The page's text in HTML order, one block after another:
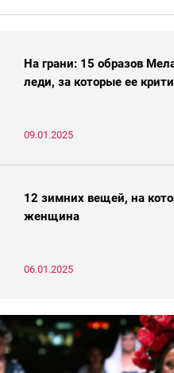
На грани: 15 образов
леди, за которые ее
09.01.2025
12 зимних вещей, на
женщина
06.01.2025